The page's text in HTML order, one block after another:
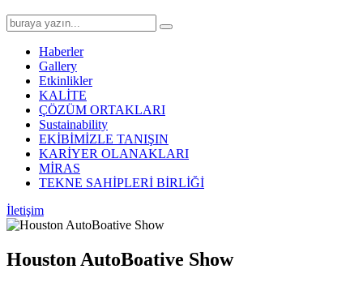
Search
for:
Haberler
Gallery
Etkinlikler
KALİTE
ÇÖZÜM ORTAKLARI
Sustainability
EKİBİMİZLE TANIŞIN
KARİYER OLANAKLARI
MİRAS
TEKNE SAHİPLERİ BİRLİĞİ
İletişim
Houston AutoBoative Show